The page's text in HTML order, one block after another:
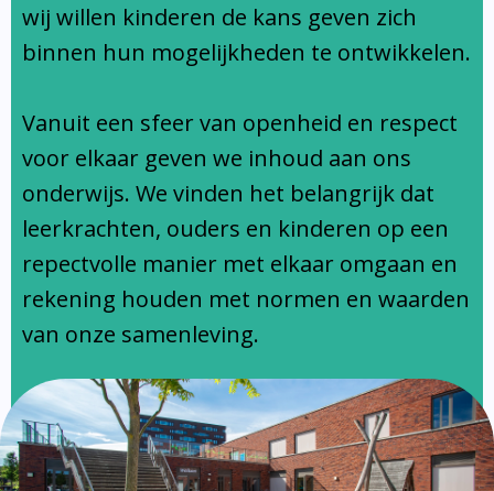
Ondersteuningsprofiel
wij willen kinderen de kans geven zich
binnen hun mogelijkheden te ontwikkelen.
Vanuit een sfeer van openheid en respect
voor elkaar geven we inhoud aan ons
onderwijs. We vinden het belangrijk dat
leerkrachten, ouders en kinderen op een
repectvolle manier met elkaar omgaan en
rekening houden met normen en waarden
van onze samenleving.